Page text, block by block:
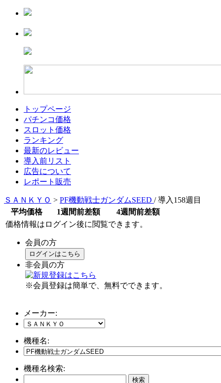
トップページ
パチンコ価格
スロット価格
ランキング
最新のレビュー
導入前リスト
広告について
レポート販売
ＳＡＮＫＹＯ > PF機動戦士ガンダムSEED / 導入158週目
平均価格
1週間前差額
4週間前差額
価格情報はログイン後に閲覧できます。
会員の方
ログインはこちら
非会員の方
※会員登録は簡単で、無料でできます。
メーカー:
機種名:
機種名検索: